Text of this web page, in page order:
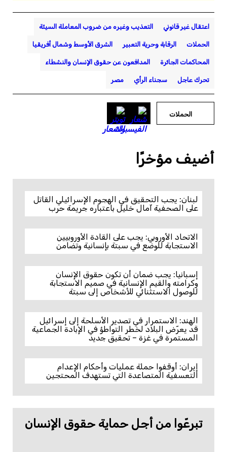
اعتقال غير قانوني التعذيب وغيره من ضروب المعاملة السيئة
الحملات الرقابة وحرية التعبير الشرق الأوسط وشمال أفريقيا
المحاكمات الجائرة المدافعون عن حقوق الإنسان والنشطاء
تحرك عاجل سجناء الرأي مصر
الحملات
أضيف مؤخرًا
لبنان: يجب التحقيق في الهجوم الإسرائيلي القاتل
على الصحفية آمال خليل باعتباره جريمة حرب
الاتحاد الأوروبي: يجب على القادة الأوروبيين
الاستجابة للوضع في سبتة بإنسانية وتضامن
إسبانيا: يجب ضمان أن تكون حقوق الإنسان
وكرامته والقيم الإنسانية في صميم الاستجابة
للوصول الاستثنائي للأشخاص إلى سبتة
الهند: الاستمرار في تصدير الأسلحة إلى إسرائيل
قد يعرّض البلاد لخطر التواطؤ في الإبادة الجماعية
المستمرة في غزة – تحقيق جديد
إيران: أوقفوا حملة عمليات وأحكام الإعدام
التعسفية المتصاعدة التي تستهدف المحتجين
تبرعّوا من أجل حماية حقوق الإنسان